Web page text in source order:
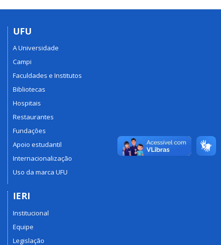
UFU
A Universidade
Campi
Faculdades e Institutos
Bibliotecas
Hospitais
Restaurantes
Fundações
Apoio estudantil
Internacionalização
Uso da marca UFU
IERI
Institucional
Equipe
Legislação